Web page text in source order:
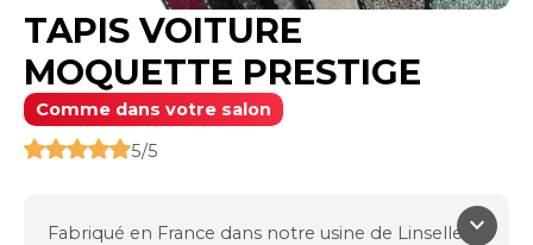
TAPIS VOITURE
MOQUETTE PRESTIGE
Comme dans votre salon
5/5
keyboard_arrow_down
Fabriqué en France dans notre usine de Linselles